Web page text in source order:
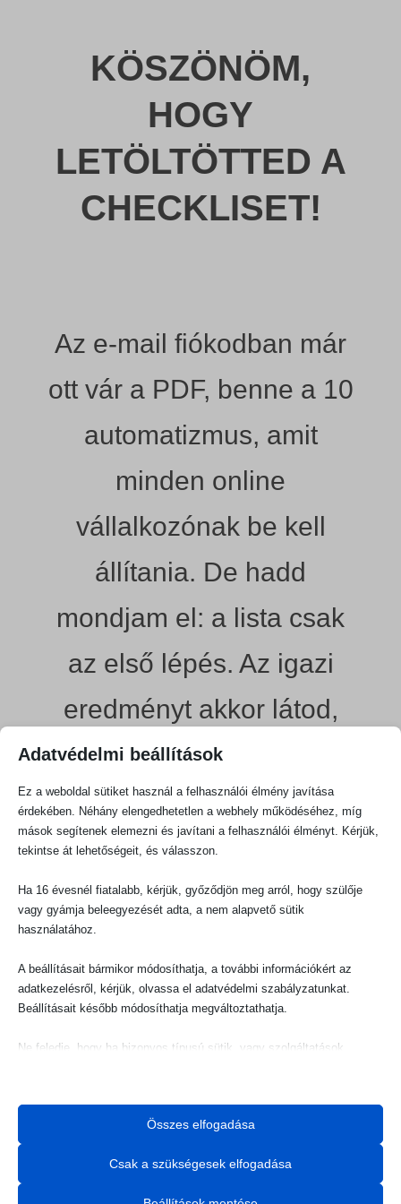
KÖSZÖNÖM,
HOGY
LETÖLTÖTTED A
CHECKLISET!
Az e-mail fiókodban már
ott vár a PDF, benne a 10
automatizmus, amit
minden online
vállalkozónak be kell
állítania. De hadd
mondjam el: a lista csak
az első lépés. Az igazi
eredményt akkor látod,
ha ezekből működő
rendszerek lesznek.
SOK VÁLLALKOZÓ ITT
AKAD EL: TUDJA, MIT
KELLENE BEÁLLÍTANI,
DE NINCS IDEJE VAGY
MEGCSINÁLJA. PONT
Adatvédelmi beállítások
Ez a weboldal sütiket használ a felhasználói élmény javítása
érdekében. Néhány elengedhetetlen a webhely működéséhez, míg
mások segítenek elemezni és javítani a felhasználói élményt. Kérjük,
tekintse át lehetőségeit, és válasszon.
Ha 16 évesnél fiatalabb, kérjük, győződjön meg arról, hogy szülője
vagy gyámja beleegyezését adta, a nem alapvető sütik
használatához.
A beállításait bármikor módosíthatja, a további információkért az
adatkezelésről, kérjük, olvassa el adatvédelmi szabályzatunkat.
Beállításait később módosíthatja megváltoztathatja.
Ne feledje, hogy ha bizonyos típusú sütik, vagy szolgáltatások
működéséhez. Ezek a sütik és szolgáltatások a GDPR szerint nem
Összes elfogadása
Csak a szükségesek elfogadása